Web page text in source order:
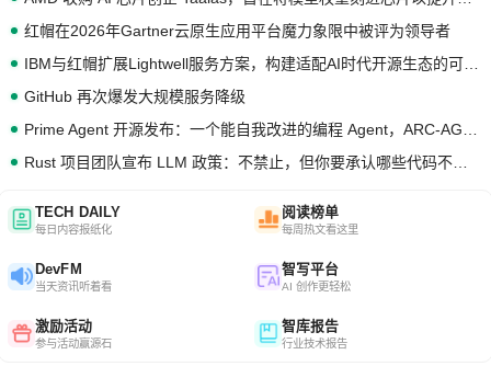
红帽在2026年Gartner云原生应用平台魔力象限中被评为领导者
GitHub 再次爆发大规模服务降级
TECH DAILY
每日内容报纸化
阅读榜单
每周热文看这里
DevFM
当天资讯听着看
智写平台
AI 创作更轻松
激励活动
参与活动赢源石
智库报告
行业技术报告